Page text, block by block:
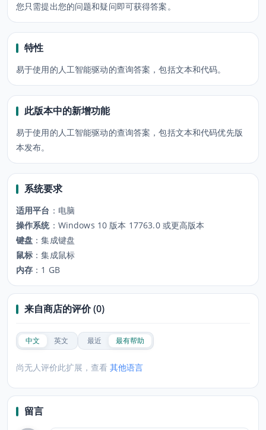
您只需提出您的问题和疑问即可获得答案。
特性
易于使用的人工智能驱动的查询答案，包括文本和代码。
此版本中的新增功能
易于使用的人工智能驱动的查询答案，包括文本和代码优先版
本发布。
系统要求
适用平台 ： 电脑
操作系统： Windows 10 版本 17763.0 或更高版本
键盘 ：集成键盘
鼠标 ：集成鼠标
内存 ： 1 GB
来自商店的评价 (0)
中文 英文 最近 最有帮助
尚无人评价此扩展，查看 其他语言
留言